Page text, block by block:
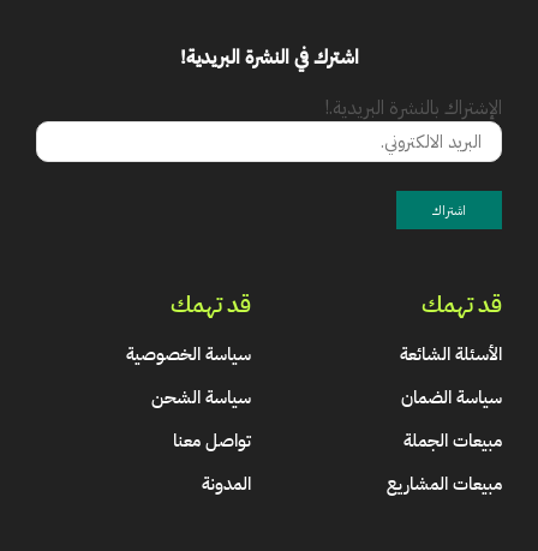
اشترك في النشرة البريدية!
الإشتراك بالنشرة البريدية.!
قد تهمك
الأسئلة الشائعة
سياسة الضمان
مبيعات الجملة
مبيعات المشاريع
قد تهمك
سياسة الخصوصية
سياسة الشحن
تواصل معنا
المدونة